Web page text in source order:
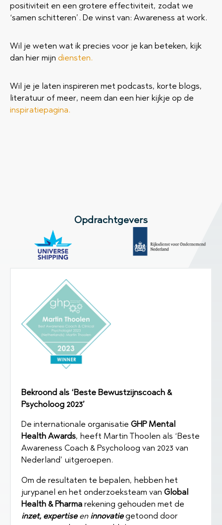
positiviteit en een grotere effectiviteit, zodat we
‘samen schitteren’. De winst van: Awareness at work.
Wil je weten wat ik precies voor je kan beteken, kijk
dan hier mijn diensten.
Wil je je laten inspireren met podcasts, korte blogs,
literatuur of meer, neem dan een hier kijkje op de
inspiratiepagina.
Opdrachtgevers
Bekroond als ‘Beste Bewustzijnscoach &
Psycholoog 2023’
De internationale organisatieGHP Mental
Health Awards, heeft Martin Thoolen als ‘Beste
Awareness Coach & Psycholoog van 2023 van
Nederland’ uitgeroepen.
Om de resultaten te bepalen, hebben het
jurypanel en het onderzoeksteam vanGlobal
Health & Pharma rekening gehouden met de
inzet, expertiseen innovatiegetoond door